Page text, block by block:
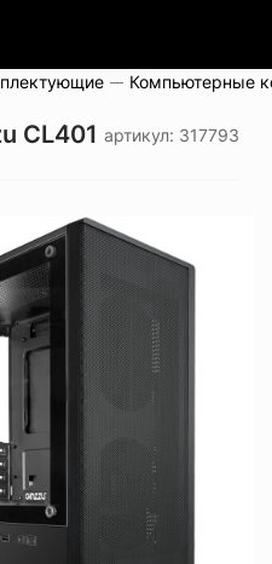
Компьютерные
CL401 артикул: 317793